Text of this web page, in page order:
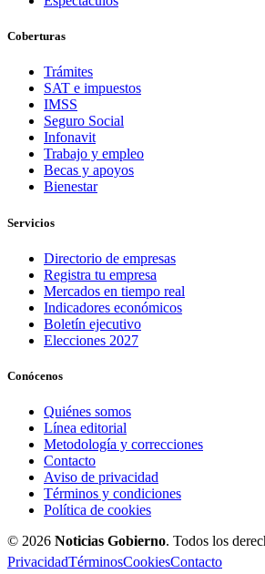
Coberturas
Trámites
SAT e impuestos
IMSS
Seguro Social
Infonavit
Trabajo y empleo
Becas y apoyos
Bienestar
Servicios
Directorio de empresas
Registra tu empresa
Mercados en tiempo real
Indicadores económicos
Boletín ejecutivo
Elecciones 2027
Conócenos
Quiénes somos
Línea editorial
Metodología y correcciones
Contacto
Aviso de privacidad
Términos y condiciones
Política de cookies
© 2026 Noticias Gobierno. Todos los
PrivacidadTérminosCookiesContacto